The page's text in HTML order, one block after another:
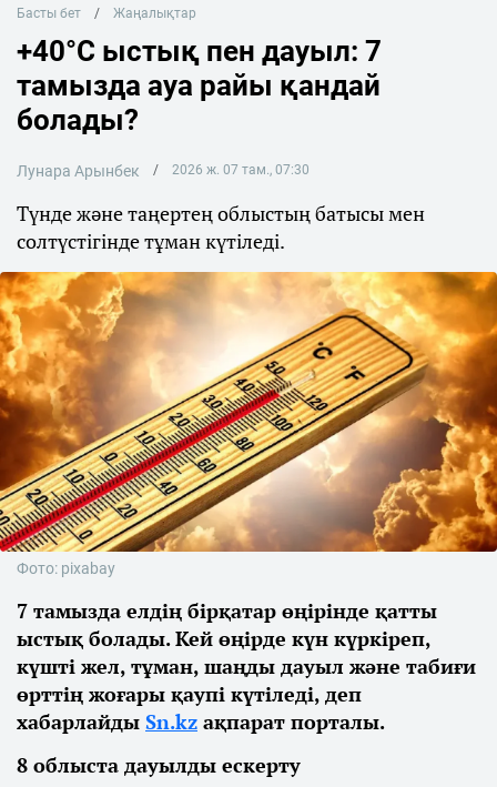
Басты бет Жаңалықтар
+40°C ыстық пен дауыл: 7
тамызда ауа райы қандай
болады?
Лунара Арынбек 2026 ж. 07 там., 07:30
Түнде және таңертең облыстың батысы мен
солтүстігінде тұман күтіледі.
Фото: pixabay
7 тамызда елдің бірқатар өңірінде қатты
ыстық болады. Кей өңірде күн күркіреп,
күшті жел, тұман, шаңды дауыл және табиғи
өрттің жоғары қаупі күтіледі, деп
хабарлайды Sn.kz ақпарат порталы.
8 облыста дауылды ескерту